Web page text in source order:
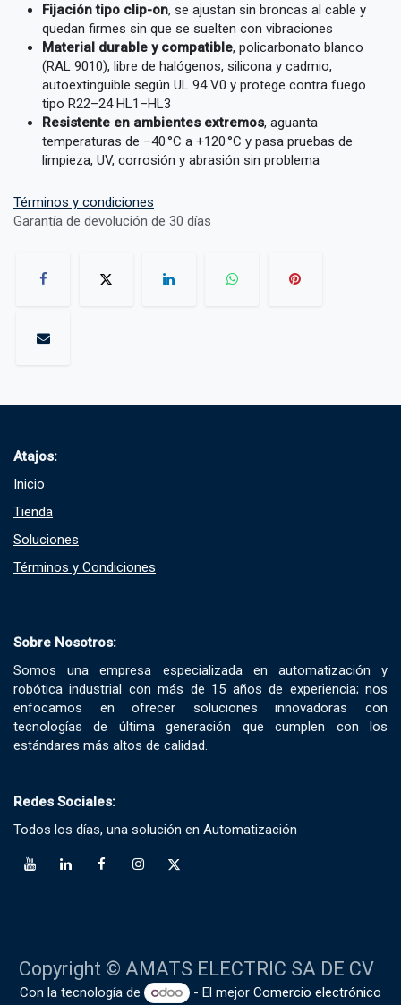
Fijación tipo clip-on, se ajustan sin broncas al cable y
quedan firmes sin que se suelten con vibraciones
Material durable y compatible, policarbonato blanco
(RAL 9010), libre de halógenos, silicona y cadmio,
autoextinguible según UL 94 V0 y protege contra fuego
tipo R22–24 HL1–HL3
Resistente en ambientes extremos, aguanta
temperaturas de –40 °C a +120 °C y pasa pruebas de
limpieza, UV, corrosión y abrasión sin problema
Términos y condiciones
Garantía de devolución de 30 días
Atajos:
Inicio
Tienda
Soluciones​
Términos y Condiciones​
Sobre Nosotros:
Somos una empresa especializada en automatización y
robótica industrial con más de 15 años de experiencia; nos
enfocamos en ofrecer soluciones innovadoras con
tecnologías de última generación que cumplen con los
estándares más altos de calidad.
Redes Sociales:
Todos los días, una solución en Automatización
Copyright © AMATS ELECTRIC SA DE CV
Con la tecnología de - El mejorComercio electrónico